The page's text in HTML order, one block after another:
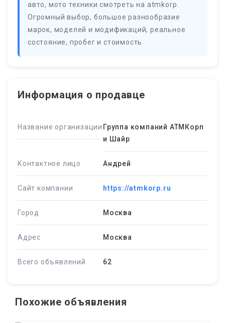
авто, мото техники смотреть на atmkorp.
Огромный выбор, большое разнообразие
марок, моделей и модификаций, реальное
состояние, пробег и стоимость
Информация о продавце
Название организации Группа компаний АТМКорп
и Шайр
Контактное лицо Андрей
Сайт компании https://atmkorp.ru
Город Москва
Адрес Москва
Всего объявлений 62
Похожие объявления